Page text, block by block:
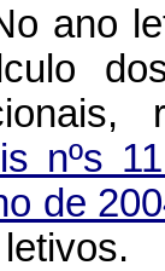
ano
nºs
de